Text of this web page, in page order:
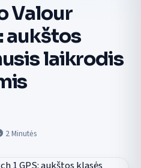
Valour
aukštos
laikrodis
2Minutės